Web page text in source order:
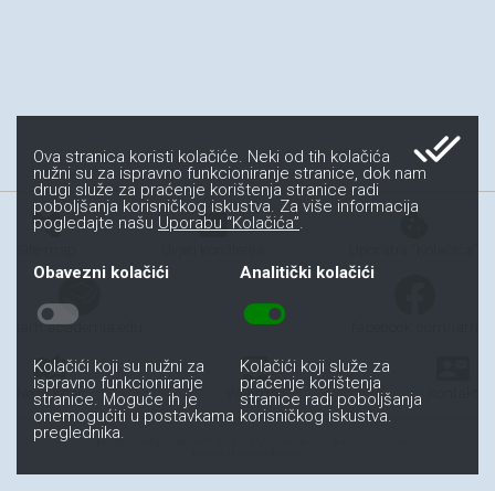
account_tree fact_check cookie
iarh.academia.edu
auto_stories
Newsletter
all_inbox
Webmail
Copyright © svih priloga IARH 2003 – 2026, osim ako nije drukčije naznačeno
done_all
Ova stranica koristi kolačiće. Neki od tih kolačića
nužni su za ispravno funkcioniranje stranice, dok nam
drugi služe za praćenje korištenja stranice radi
poboljšanja korisničkog iskustva. Za više informacija
pogledajte našu Uporabu “Kolačića”.
Obavezni kolačići
toggle_off
Kolačići koji su nužni za
ispravno funkcioniranje
stranice. Moguće ih je
onemogućiti u postavkama
preglednika.
Analitički kolačići
toggle_on
Kolačići koji služe za
praćenje korištenja
stranice radi poboljšanja
korisničkog iskustva.